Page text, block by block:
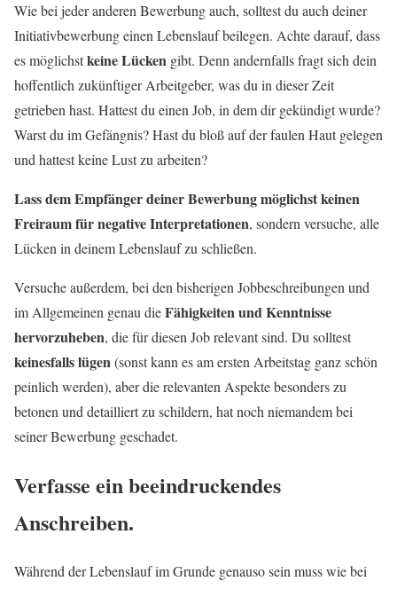
Wie bei jeder anderen Bewerbung auch, solltest du auch deiner
Initiativbewerbung einen Lebenslauf beilegen. Achte darauf, dass
es möglichstkeine Lücken gibt. Denn andernfalls fragt sich dein
hoffentlich zukünftiger Arbeitgeber, was du in dieser Zeit
getrieben hast. Hattest du einen Job, in dem dir gekündigt wurde?
Warst du im Gefängnis? Hast du bloß auf der faulen Haut gelegen
und hattest keine Lust zu arbeiten?
Lass dem Empfänger deiner Bewerbung möglichst keinen
Freiraum für negative Interpretationen, sondern versuche, alle
Lücken in deinem Lebenslauf zu schließen.
Versuche außerdem, bei den bisherigen Jobbeschreibungen und
im Allgemeinen genau dieFähigkeiten und Kenntnisse
hervorzuheben, die für diesen Job relevant sind. Du solltest
keinesfalls lügen(sonst kann es am ersten Arbeitstag ganz schön
peinlich werden), aber die relevanten Aspekte besonders zu
betonen und detailliert zu schildern, hat noch niemandem bei
seiner Bewerbung geschadet.
Verfasse ein beeindruckendes
Anschreiben.
Während der Lebenslauf im Grunde genauso sein muss wie bei